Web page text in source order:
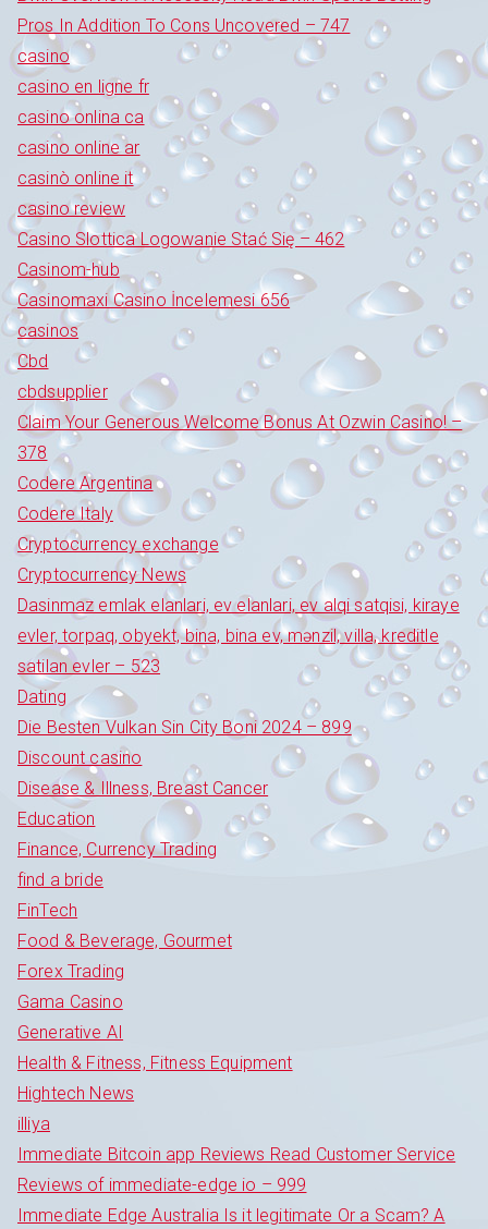
Pros In Addition To Cons Uncovered – 747
casino
casino en ligne fr
casino onlina ca
casino online ar
casinò online it
casino review
Casino Slottica Logowanie Stać Się – 462
Casinom-hub
Casinomaxi Casino İncelemesi 656
casinos
Cbd
cbdsupplier
Claim Your Generous Welcome Bonus At Ozwin Casino! –
378
Codere Argentina
Codere Italy
Cryptocurrency exchange
Cryptocurrency News
Dasinmaz emlak elanlari, ev elanlari, ev alqi satqisi, kiraye
evler, torpaq, obyekt, bina, bina ev, mənzil, villa, kreditle
satilan evler – 523
Dating
Die Besten Vulkan Sin City Boni 2024 – 899
Discount casino
Disease & Illness, Breast Cancer
Education
Finance, Currency Trading
find a bride
FinTech
Food & Beverage, Gourmet
Forex Trading
Gama Casino
Generative AI
Health & Fitness, Fitness Equipment
Hightech News
illiya
Immediate Bitcoin app Reviews Read Customer Service
Reviews of immediate-edge io – 999
Immediate Edge Australia Is it legitimate Or a Scam? A